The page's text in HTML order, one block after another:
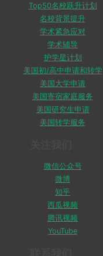
Top50名校跃升计划
名校背景提升
学术紧急应对
学术辅导
护学星计划
美国初/高中申请和转学
美国大学申请
美国寄宿家庭服务
美国研究生申请
美国转学服务
微信公众号
微博
知乎
西瓜视频
腾讯视频
YouTube